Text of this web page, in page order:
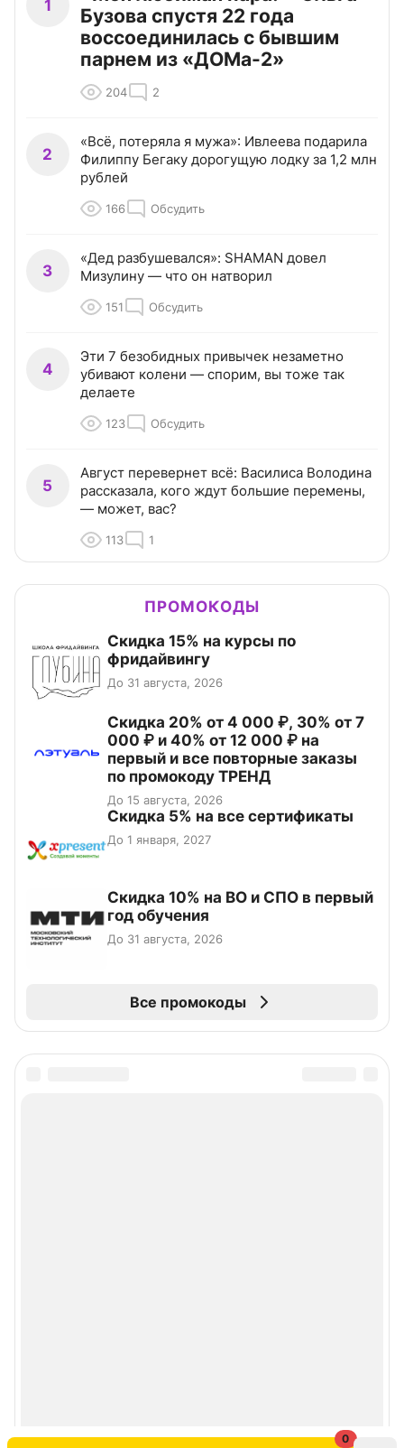
0
1
Бузова спустя 22 года
воссоединилась с бывшим
парнем из «ДОМа-2»
204 2
2
«Всё, потеряла я мужа»: Ивлеева подарила
Филиппу Бегаку дорогущую лодку за 1,2 млн
рублей
166 Обсудить
3
«Дед разбушевался»: SHAMAN довел
Мизулину — что он натворил
151 Обсудить
4
Эти 7 безобидных привычек незаметно
убивают колени — спорим, вы тоже так
делаете
123 Обсудить
5
Август перевернет всё: Василиса Володина
рассказала, кого ждут большие перемены,
— может, вас?
113 1
ПРОМОКОДЫ
Скидка 15% на курсы по
фридайвингу
До 31 августа, 2026
Скидка 20% от 4 000 ₽, 30% от 7
000 ₽ и 40% от 12 000 ₽ на
первый и все повторные заказы
по промокоду ТРЕНД
До 15 августа, 2026
Скидка 5% на все сертификаты
До 1 января, 2027
Скидка 10% на ВО и СПО в первый
год обучения
До 31 августа, 2026
Все промокоды